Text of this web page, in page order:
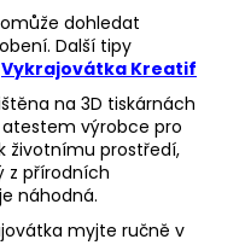
dohledat
Další tipy
Vykrajovátka Kreatif
na 3D tiskárnách
atestem výrobce pro
životnímu prostředí,
z přírodních
je náhodná.
myjte ručně v